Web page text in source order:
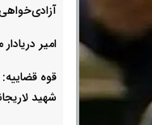
امیر
قوه قضاییه:
شهید